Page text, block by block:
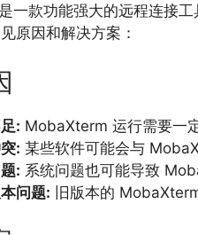
一款功能强大的远程连接工
原因和解决方案：
: MobaXterm 运行需要一
: 某些软件可能会与
: 系统问题也可能导致
问题: 旧版本的